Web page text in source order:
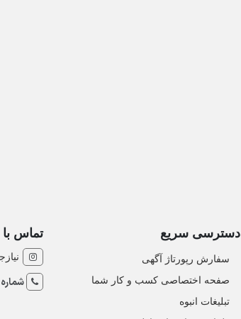
دسترسی سریع
سفارش رپورتاژ آگهی
صفحه اختصاصی کسب و کار شما
تبلیغات انبوه
تماس با